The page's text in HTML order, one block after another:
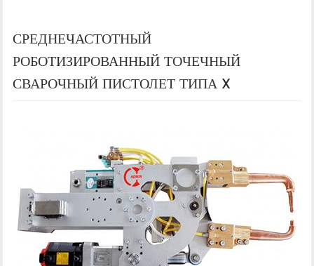
СРЕДНЕЧАСТОТНЫЙ
РОБОТИЗИРОВАННЫЙ ТОЧЕЧНЫЙ
СВАРОЧНЫЙ ПИСТОЛЕТ ТИПА X